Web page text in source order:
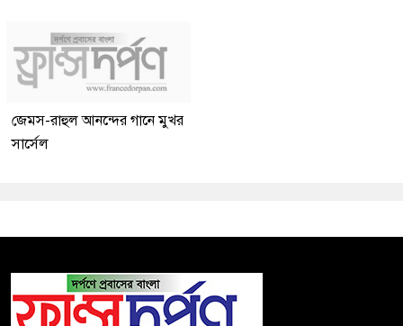
জেমস-রাহুল আনন্দের গানে মুখর
সার্সেল